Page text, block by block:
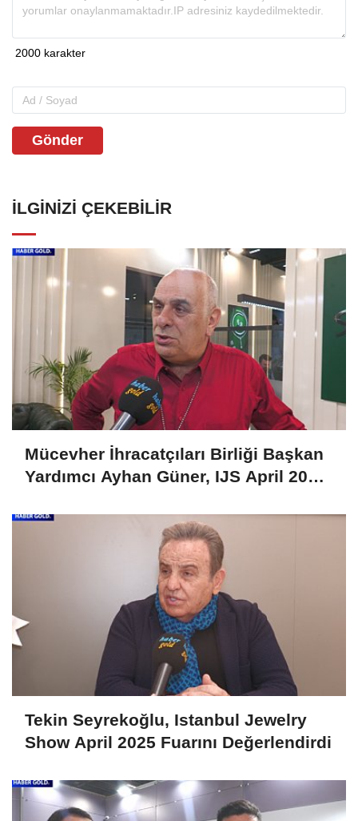
Gönder
İLGINIZI ÇEKEBILIR
Mücevher İhracatçıları Birliği Başkan
Yardımcı Ayhan Güner, IJS April 2025
Tekin Seyrekoğlu, Istanbul Jewelry
Show April 2025 Fuarını Değerlendirdi